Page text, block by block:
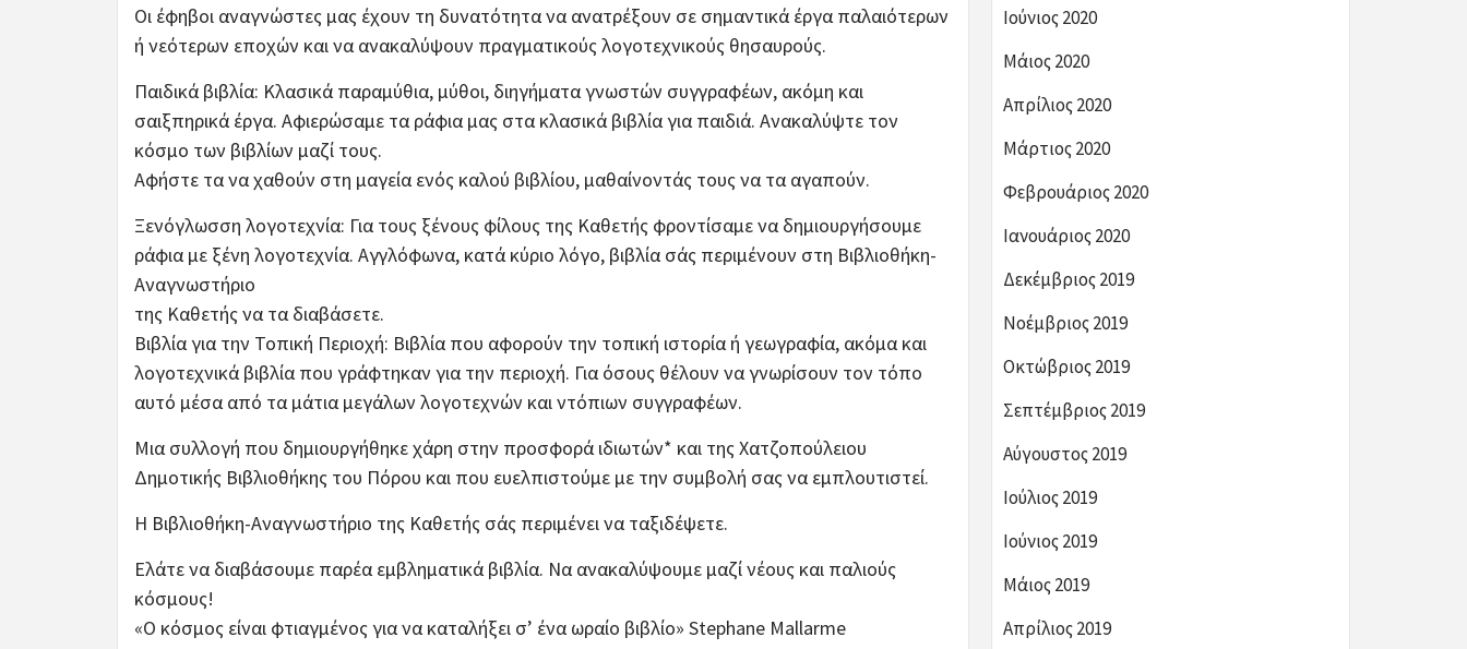
Οι έφηβοι αναγνώστες μας έχουν τη δυνατότητα να ανατρέξουν σε σημαντικά έργα παλαιότερων
ή νεότερων εποχών και να ανακαλύψουν πραγματικούς λογοτεχνικούς θησαυρούς.
Παιδικά βιβλία: Κλασικά παραμύθια, μύθοι, διηγήματα γνωστών συγγραφέων, ακόμη και
σαιξπηρικά έργα. Αφιερώσαμε τα ράφια μας στα κλασικά βιβλία για παιδιά. Ανακαλύψτε τον
κόσμο των βιβλίων μαζί τους.
Αφήστε τα να χαθούν στη μαγεία ενός καλού βιβλίου, μαθαίνοντάς τους να τα αγαπούν.
Ξενόγλωσση λογοτεχνία: Για τους ξένους φίλους της Καθετής φροντίσαμε να δημιουργήσουμε
ράφια με ξένη λογοτεχνία. Αγγλόφωνα, κατά κύριο λόγο, βιβλία σάς περιμένουν στη Βιβλιοθήκη-
Αναγνωστήριο
της Καθετής να τα διαβάσετε.
Βιβλία για την Τοπική Περιοχή: Βιβλία που αφορούν την τοπική ιστορία ή γεωγραφία, ακόμα και
λογοτεχνικά βιβλία που γράφτηκαν για την περιοχή. Για όσους θέλουν να γνωρίσουν τον τόπο
αυτό μέσα από τα μάτια μεγάλων λογοτεχνών και ντόπιων συγγραφέων.
Μια συλλογή που δημιουργήθηκε χάρη στην προσφορά ιδιωτών* και της Χατζοπούλειου
Δημοτικής Βιβλιοθήκης του Πόρου και που ευελπιστούμε με την συμβολή σας να εμπλουτιστεί.
Η Βιβλιοθήκη-Αναγνωστήριο της Καθετής σάς περιμένει να ταξιδέψετε.
Ελάτε να διαβάσουμε παρέα εμβληματικά βιβλία. Να ανακαλύψουμε μαζί νέους και παλιούς
κόσμους!
«Ο κόσμος είναι φτιαγμένος για να καταλήξει σ’ ένα ωραίο βιβλίο» Stephane Mallarme
Ιούνιος 2020
Μάιος 2020
Απρίλιος 2020
Μάρτιος 2020
Φεβρουάριος 2020
Ιανουάριος 2020
Δεκέμβριος 2019
Νοέμβριος 2019
Οκτώβριος 2019
Σεπτέμβριος 2019
Αύγουστος 2019
Ιούλιος 2019
Ιούνιος 2019
Μάιος 2019
Απρίλιος 2019